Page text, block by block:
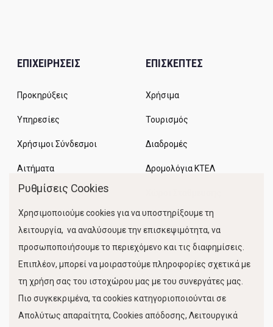
ΕΠΙΧΕΙΡΗΣΕΙΣ
Προκηρύξεις
Υπηρεσίες
Χρήσιμοι Σύνδεσμοι
Αιτήματα
ΕΠΙΣΚΕΠΤΕΣ
Χρήσιμα
Τουρισμός
Διαδρομές
Δρομολόγια ΚΤΕΛ
Κίνηση Λιμένος
Ρυθμίσεις Cookies
Χρησιμοποιούμε cookies για να υποστηρίξουμε τη
λειτουργία, να αναλύσουμε την επισκεψιμότητα, να
προσωποποιήσουμε το περιεχόμενο και τις διαφημίσεις.
Επιπλέον, μπορεί να μοιραστούμε πληροφορίες σχετικά με
τη χρήση σας του ιστοχώρου μας με του συνεργάτες μας.
Πιο συγκεκριμένα, τα cookies κατηγοριοποιούνται σε
Απολύτως απαραίτητα, Cookies απόδοσης, Λειτουργικά